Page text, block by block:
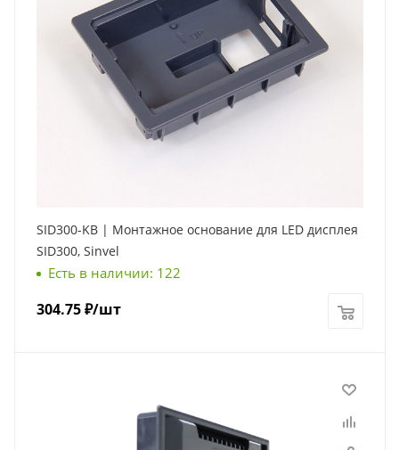
SID300-KB | Монтажное основание для LED дисплея
SID300, Sinvel
Есть в наличии: 122
304.75₽/шт